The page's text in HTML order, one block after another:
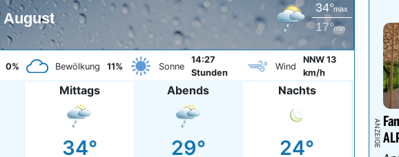
August
34°max
17°min
0% Bewölkung 11% Sonne
14:27
Stunden
Wind
NNW 13
km/h
Mittags
34°
Abends
29°
Nachts
24°